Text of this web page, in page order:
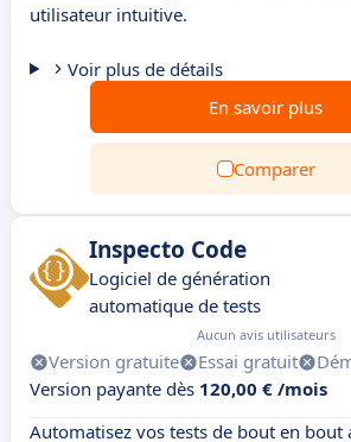
utilisateur intuitive.
Voir plus de détails
En savoir plus
Comparer
Inspecto Code
Logiciel de génération
automatique de tests
Aucun avis utilisateurs
Version gratuite Essai gratuit
Version payante dès 120,00 € /mois
Automatisez vos tests de bout en bout